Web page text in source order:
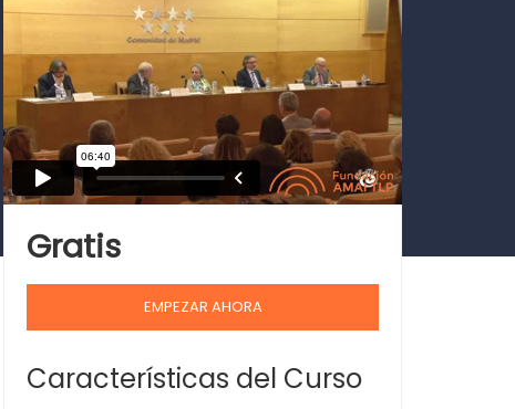
Gratis
EMPEZAR AHORA
Características del Curso